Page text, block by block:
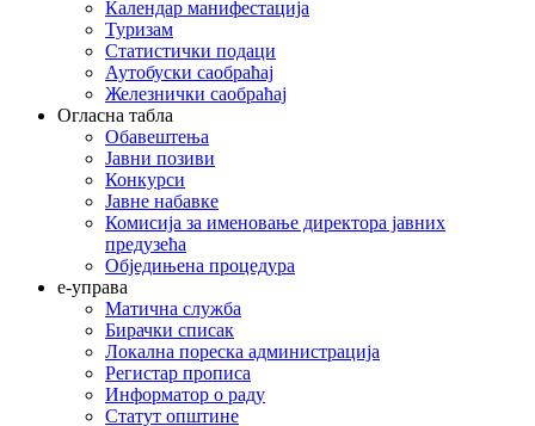
Календар манифестација
Туризам
Статистички подаци
Аутобуски саобраћај
Железнички саобраћај
Огласна табла
Обавештења
Јавни позиви
Конкурси
Јавне набавке
Комисија за именовање директора јавних
предузећа
Обједињена процедура
е-управа
Матична служба
Бирачки списак
Локална пореска администрација
Регистар прописа
Информатор о раду
Статут општине